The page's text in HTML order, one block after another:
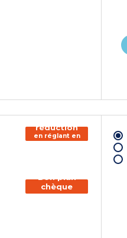
150€ de
réduction
en réglant en
chèque
Bon plan
chèque
vacances